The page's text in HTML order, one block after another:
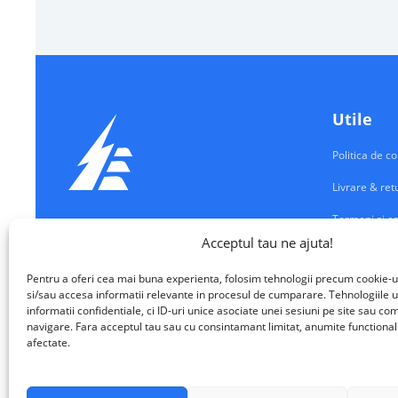
Acceptul tau ne ajuta!
Pentru a oferi cea mai buna experienta, folosim tehnologii precum cookie-
si/sau accesa informatii relevante in procesul de cumparare. Tehnologiile
informatii confidentiale, ci ID-uri unice asociate unei sesiuni pe site sau
navigare. Fara acceptul tau sau cu consintamant limitat, anumite
afectate.
Echipamente Electrice
Utile
Politica de
Livrare &
Termeni si
Contul meu
Contact